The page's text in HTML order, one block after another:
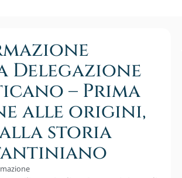
– Prima
alle origini,
storia